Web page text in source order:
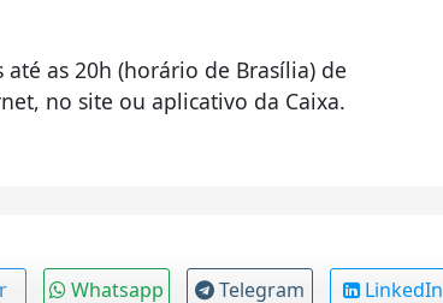
as 20h (horário de Brasília) de
no site ou aplicativo da Caixa.
Whatsapp Telegram LinkedIn